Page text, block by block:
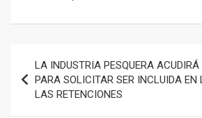
de
entradas
LA INDUSTRIA PESQUERA
PARA SOLICITAR SER INCLUIDA EN
LAS RETENCIONES